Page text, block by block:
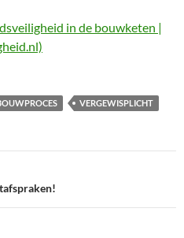
in de bouwketen |
VERGEWISPLICHT